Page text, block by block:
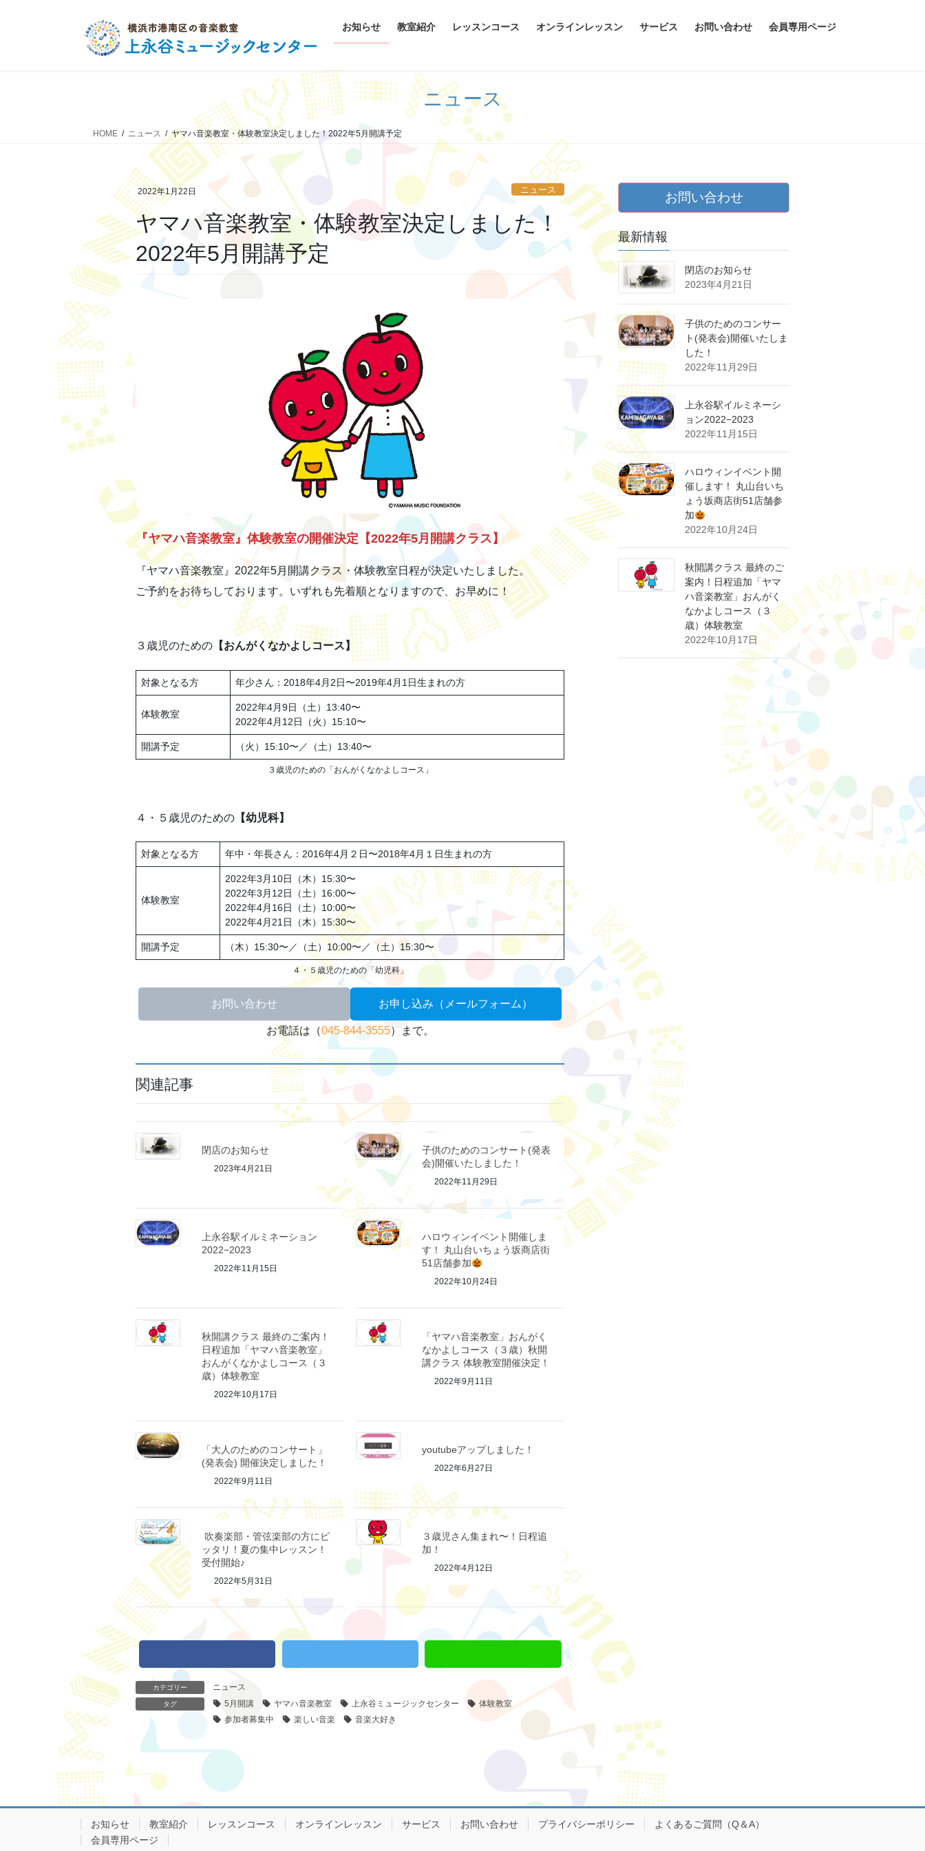
お知らせ 教室紹介 レッスンコース オンラインレッスン サービス お問い合わせ 会員専用ページ
ニュース
HOME ニュース ヤマハ音楽教室・体験教室決定しました！2022年5月開講予定
2022年1月22日 ニュース
ヤマハ音楽教室・体験教室決定しました！
2022年5月開講予定
『ヤマハ音楽教室』体験教室の開催決定【2022年5月開講クラス】
『ヤマハ音楽教室』2022年5月開講クラス・体験教室日程が決定いたしました。
ご予約をお待ちしております。いずれも先着順となりますので、お早めに！
３歳児のための 【おんがくなかよしコース】
対象となる方 年少さん：2018年4月2日〜2019年4月1日生まれの方
体験教室
2022年4月9日（土）13:40〜
2022年4月12日（火）15:10〜
開講予定 （火）15:10〜／（土）13:40〜
３歳児のための「おんがくなかよしコース」
４・５歳児のための 【幼児科】
対象となる方 年中・年長さん：2016年4月２日〜2018年4月１日生まれの方
体験教室
2022年3月10日（木）15:30〜
2022年3月12日（土）16:00〜
2022年4月16日（土）10:00〜
2022年4月21日（木）15:30〜
開講予定 （木）15:30〜／（土）10:00〜／（土）15:30〜
４・５歳児のための「幼児科」
お問い合わせ お申し込み（メールフォーム）
お電話は（045-844-3555）まで。
関連記事
閉店のお知らせ
2023年4月21日
子供のためのコンサート(発表
会)開催いたしました！
2022年11月29日
上永谷駅イルミネーション
2022−2023
2022年11月15日
ハロウィンイベント開催しま
す！ 丸山台いちょう坂商店街
51店舗参加
2022年10月24日
秋開講クラス 最終のご案内！
日程追加「ヤマハ音楽教室」
おんがくなかよしコース（３
歳）体験教室
2022年10月17日
「ヤマハ音楽教室」おんがく
なかよしコース（３歳）秋開
講クラス 体験教室開催決定！
2022年9月11日
「大人のためのコンサート」
(発表会) 開催決定しました！
2022年9月11日
youtubeアップしました！
2022年6月27日
吹奏楽部・管弦楽部の方にピ
ッタリ！夏の集中レッスン！
受付開始♪
2022年5月31日
３歳児さん集まれ〜！日程追
加！
2022年4月12日
カテゴリー ニュース
タグ 5月開講 ヤマハ音楽教室 上永谷ミュージックセンター
体験教室
参加者募集中
楽しい音楽 音楽大好き
お問い合わせ
最新情報
閉店のお知らせ
2023年4月21日
子供のためのコンサー
ト(発表会)開催いたしま
した！
2022年11月29日
上永谷駅イルミネーシ
ョン2022−2023
2022年11月15日
ハロウィンイベント開
催します！ 丸山台いち
ょう坂商店街51店舗参
加
2022年10月24日
秋開講クラス 最終のご
案内！日程追加「ヤマ
ハ音楽教室」おんがく
なかよしコース（３
歳）体験教室
2022年10月17日
お知らせ 教室紹介 レッスンコース オンラインレッスン サービス お問い合わせ プライバシーポリシー
よくあるご質問（Q＆A）
会員専用ページ